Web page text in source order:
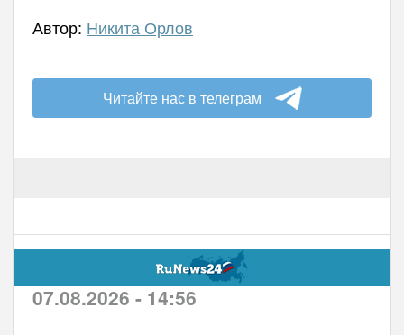
Автор: Никита Орлов
Читайте нас в телеграм
07.08.2026 - 14:56